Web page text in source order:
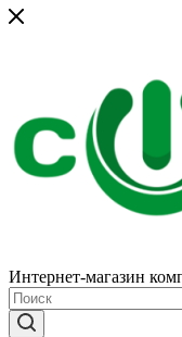
Интернет-магазин